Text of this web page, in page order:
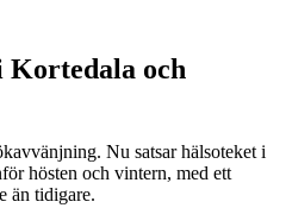
Kortedala och
Nu satsar hälsoteket i
hösten och vintern, med ett
än tidigare.